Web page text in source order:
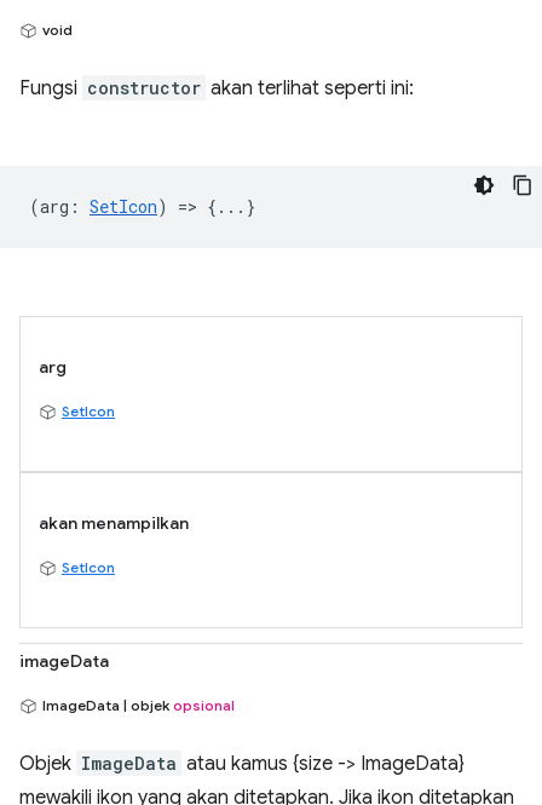
void
Fungsi constructor akan terlihat seperti ini:
(arg : SetIcon) => {...}
arg
SetIcon
akan menampilkan
SetIcon
imageData
ImageData | objek opsional
Objek ImageData atau kamus {size -> ImageData}
mewakili ikon yang akan ditetapkan. Jika ikon ditetapkan